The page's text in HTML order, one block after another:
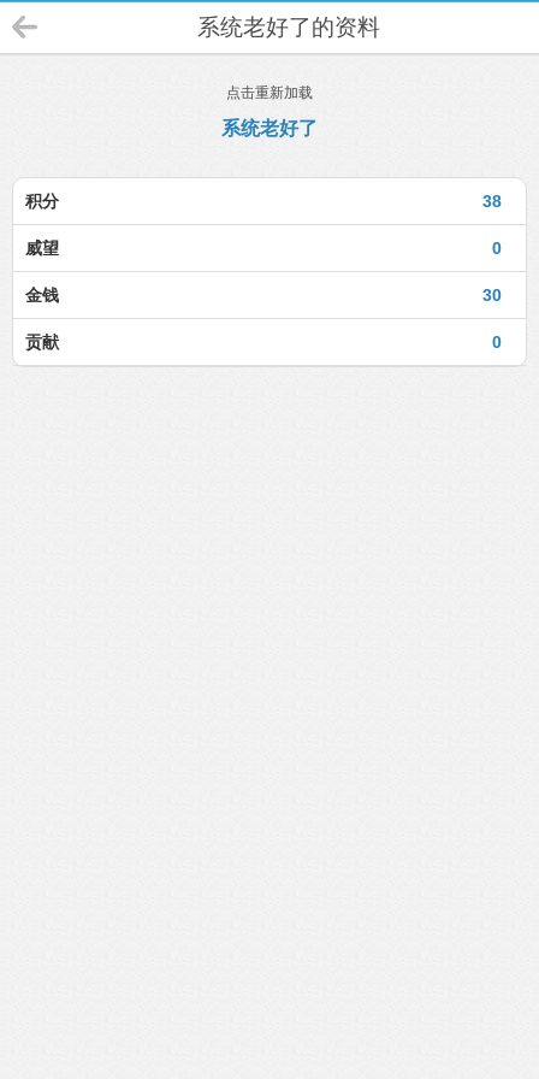
系统老好了的资料
点击重新加载
系统老好了
38
积分
0
威望
30
金钱
0
贡献